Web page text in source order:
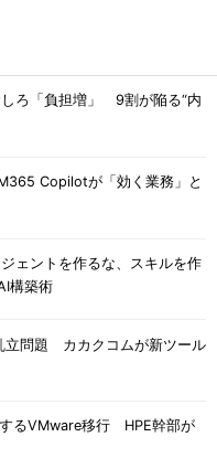
ろ「負担増」 9割が陥る“内
Copilotが「効く業務」と
ェントを作るな、スキルを作
構築術
立問題 カカクコムが新ツール
るVMware移行 HPE幹部が